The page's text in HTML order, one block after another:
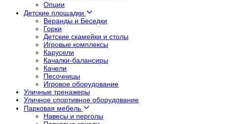
Опции
Детские площадки
Веранды и Беседки
Горки
Детские скамейки и столы
Игровые комплексы
Карусели
Качалки-балансиры
Качели
Песочницы
Игровое оборудование
Уличные тренажеры
Уличное спортивное оборудование
Парковая мебель
Навесы и перголы